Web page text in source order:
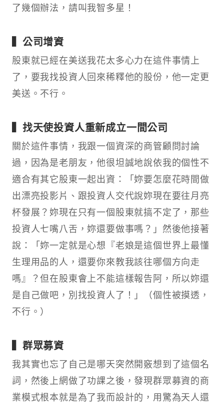
了幾個辦法，請叫我智多星！
▍公司增資
股東就已經在美送我花太多心力在這件事情上
了，要我找投資人回來稀釋他的股份，他一定更
美送。不行。
▍找天使投資人重新成立一間公司
關於這件事情，我跟一個資深的商管顧問討論
過，因為是老朋友，他很坦誠地說依我的個性不
適合有其它股東一起出資：「妳要怎麼花時間做
出漂亮投影片、跟投資人交代說妳現在要往月亮
杯發展？妳現在只有一個股東就搞不定了，那些
投資人七嘴八舌，妳還要做事嗎？」然後他接著
說：「妳一定就是心想『老娘是這個世界上最懂
生理用品的人，還要你來教我該往哪個方向走
嗎』？但在股東會上不能這樣報告阿，所以妳還
是自己做吧，別找投資人了！」（個性被摸透，
不行。）
▍群眾募資
我其實也忘了自己是哪天突然開竅想到了這個名
詞，然後上網做了功課之後，發現群眾募資的商
業模式根本就是為了我而設計的，用驚為天人還